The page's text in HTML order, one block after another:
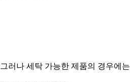
러나 세탁 가능한 제품의 경우에